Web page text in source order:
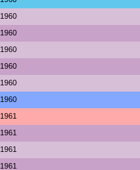
1960
1960
1960
1960
1960
1960
1961
1961
1961
1961